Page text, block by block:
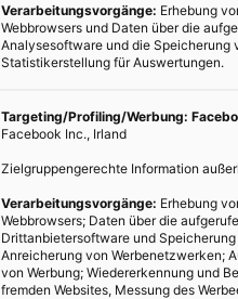
Verarbeitungsvorgänge: Erhebung
Webbrowsers und Daten über die
Analysesoftware und die Speicherung
Statistikerstellung für Auswertungen.
Targeting/Profiling/Werbung:
Facebook Inc., Irland
Zielgruppengerechte Information
Verarbeitungsvorgänge: Erhebung
Webbrowsers; Daten über die
Drittanbietersoftware und
Anreicherung von Werbenetzwerken;
von Werbung; Wiedererkennung und
fremden Websites, Messung des